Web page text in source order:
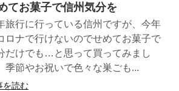
てお菓子で信州気分を
旅行に行っている信州ですが、今年
ロナで行けないのでせめてお菓子で
だけでも…と思って買ってみまし
季節やお祝いで色々な巣ごも...
を読む